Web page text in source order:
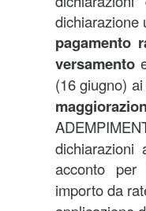
dichiarazione
pagamento
versamento
(16 giugno)
acconto per
importo da